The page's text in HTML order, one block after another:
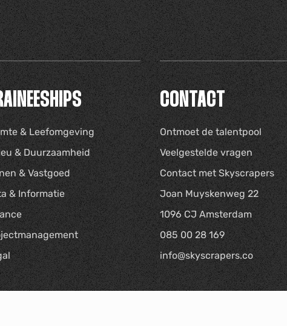
& Leefomgeving
& Duurzaamheid
& Vastgoed
& Informatie
CONTACT
Ontmoet de talentpool
Veelgestelde vragen
Contact met Skyscrapers
Joan Muyskenweg 22
1096 CJ Amsterdam
085 00 28 169
info@skyscrapers.co